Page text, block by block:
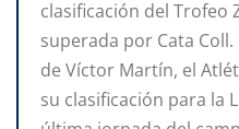
clasificación del Trofeo
superada por Cata
de Víctor Martín, el
su clasificación para la